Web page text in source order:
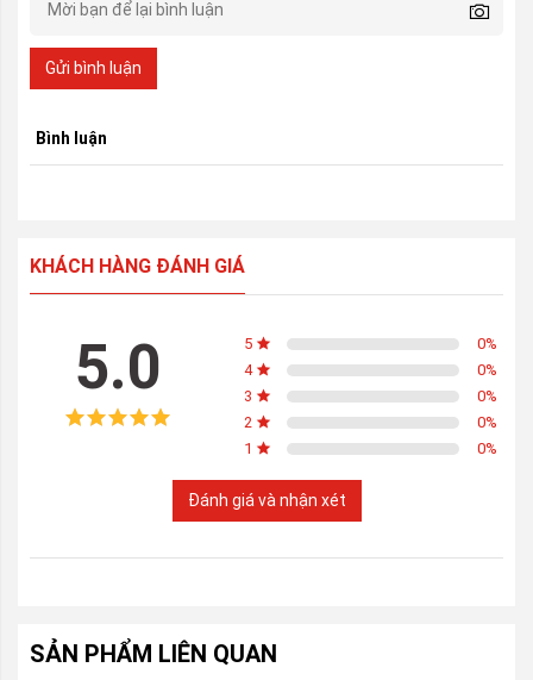
Gửi bình luận
Bình luận
KHÁCH HÀNG ĐÁNH GIÁ
5.0 5 0%
4
0%
3
0%
2
0%
1
0%
Đánh giá và nhận xét
SẢN PHẨM LIÊN QUAN